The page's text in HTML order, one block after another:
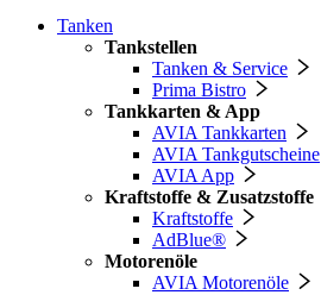
Tanken
Tankstellen
Tanken & Service
Prima Bistro
Tankkarten & App
AVIA Tankkarten
AVIA Tankgutscheine
AVIA App
Kraftstoffe & Zusatzstoffe
Kraftstoffe
AdBlue®
Motorenöle
AVIA Motorenöle